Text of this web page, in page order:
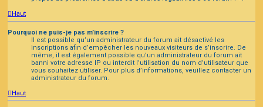
Haut
Pourquoi ne puis-je pas m’inscrire ?
Il est possible qu’un administrateur du forum ait désactivé les
inscriptions afin d’empêcher les nouveaux visiteurs de s’inscrire. De
même, il est également possible qu’un administrateur du forum ait
banni votre adresse IP ou interdit l’utilisation du nom d’utilisateur que
vous souhaitez utiliser. Pour plus d’informations, veuillez contacter un
administrateur du forum.
Haut